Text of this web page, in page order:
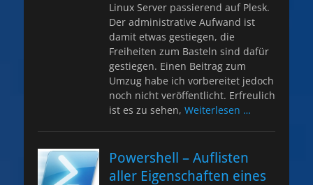
Linux Server passierend auf Plesk.
Der administrative Aufwand ist
damit etwas gestiegen, die
Freiheiten zum Basteln sind dafür
gestiegen. Einen Beitrag zum
Umzug habe ich vorbereitet jedoch
noch nicht veröffentlicht. Erfreulich
ist es zu sehen, Weiterlesen …
Powershell – Auflisten
aller Eigenschaften eines